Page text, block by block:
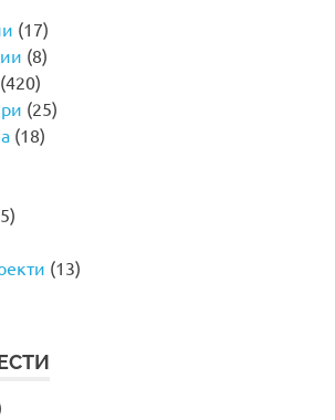
(17)
(8)
(420)
(25)
(18)
(13)